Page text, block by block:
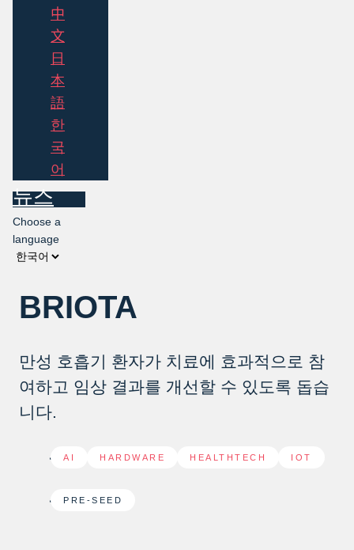
中
文
日
本
語
한
국
어
뉴스
Choose a
language
BRIOTA
만성 호흡기 환자가 치료에 효과적으로 참
여하고 임상 결과를 개선할 수 있도록 돕습
니다.
AI HARDWARE HEALTHTECH IOT
PRE-SEED